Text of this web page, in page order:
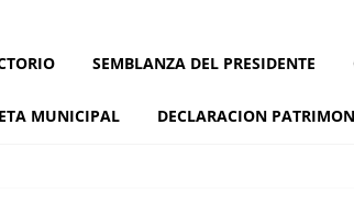
SEMBLANZA DEL PRESIDENTE
MUNICIPAL DECLARACION